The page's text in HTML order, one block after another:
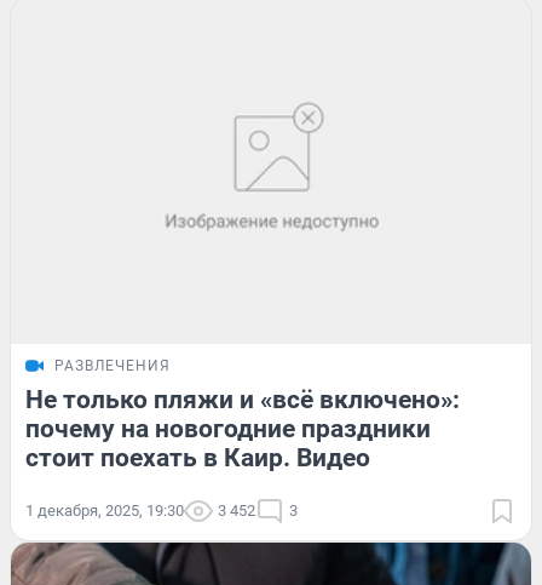
РАЗВЛЕЧЕНИЯ
Не только пляжи и «всё включено»:
почему на новогодние праздники
стоит поехать в Каир. Видео
1 декабря, 2025, 19:30 3 452 3